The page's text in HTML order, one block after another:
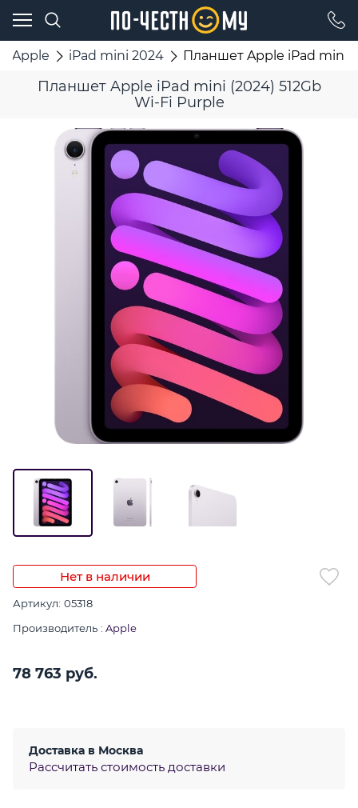
Apple iPad mini 2024 Планшет Apple iPad mini
Планшет Apple iPad mini (2024) 512Gb
Wi-Fi Purple
Нет в наличии
Артикул: 05318
Производитель : Apple
78 763 руб.
Доставка в Москва
Рассчитать стоимость доставки